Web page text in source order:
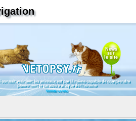
News
sur
le site
connait vraiment les animaux est par là même capable de comprendre
pleinement le caractère unique de l'homme
Konrad Lorenz